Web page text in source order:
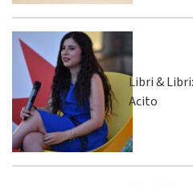
Libri &
Acito